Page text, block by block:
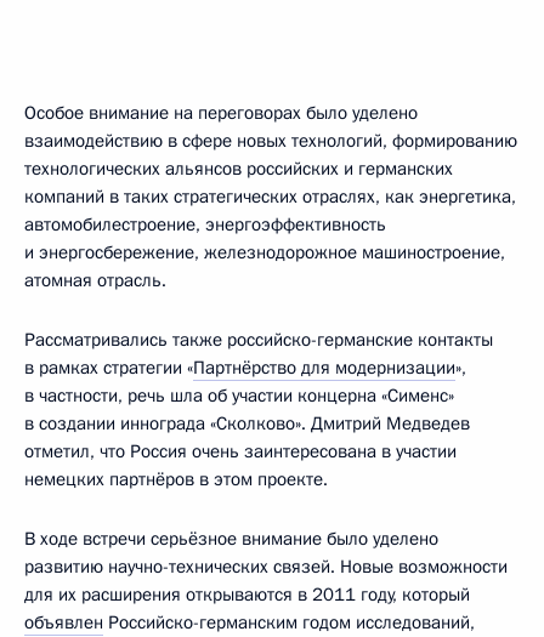
Особое внимание на переговорах было уделено
взаимодействию в сфере новых технологий, формированию
технологических альянсов российских и германских
компаний в таких стратегических отраслях, как энергетика,
автомобилестроение, энергоэффективность
и энергосбережение, железнодорожное машиностроение,
атомная отрасль.
Рассматривались также российско-германские контакты
в рамках стратегии «Партнёрство для модернизации»,
в частности, речь шла об участии концерна «Сименс»
в создании иннограда «Сколково». Дмитрий Медведев
отметил, что Россия очень заинтересована в участии
немецких партнёров в этом проекте.
В ходе встречи серьёзное внимание было уделено
развитию научно-технических связей. Новые возможности
для их расширения открываются в 2011 году, который
объявлен Российско-германским годом исследований,